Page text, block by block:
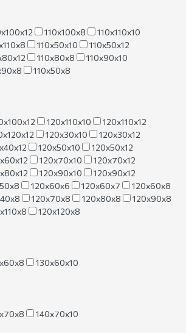
110х100х8
110х110х10
110х50х10
110х50х12
110х80х8
110х90х10
110х50х8
120х110х10
120х110х12
120х30х10
120х30х12
120х50х10
120х50х12
120х70х10
120х70х12
120х90х10
120х90х12
120х60х6 120х60х7
120х60х8
120х70х8 120х80х8
120х90х8
120х120х8
130х60х10
140х70х10